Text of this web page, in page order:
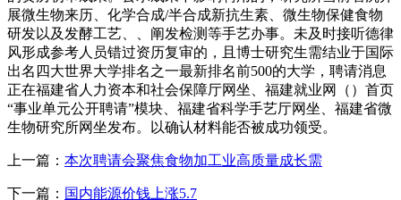
展微生物来历、化学合成/半合成新抗生素、微生物保健食物
研发以及发酵工艺、、阐发检测等手艺办事。未及时接听德律
风形成参考人员错过资历复审的，且博士研究生需结业于国际
出名四大世界大学排名之一最新排名前500的大学，聘请消息
正在福建省人力资本和社会保障厅网坐、福建就业网（）首页
“事业单元公开聘请”模块、福建省科学手艺厅网坐、福建省微
生物研究所网坐发布。以确认材料能否被成功领受。
上一篇： 本次聘请会聚焦食物加工业高质量成长需
下一篇： 国内能源价钱上涨5.7